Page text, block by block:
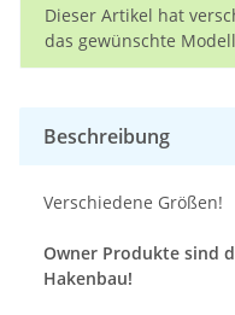
x
Dieser Artikel hat
das gewünschte
Beschreibung
Verschiedene Größen!
Owner Produkte sind
Hakenbau!